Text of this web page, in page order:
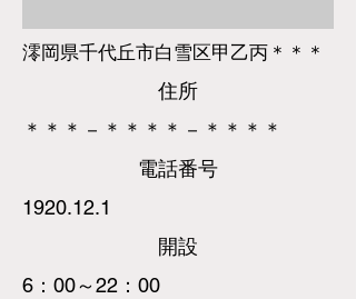
澪岡県千代丘市白雪区甲乙丙＊＊＊
​住所
＊＊＊－＊＊＊＊－＊＊＊＊
​電話番号
1920.12.1
​開設
6：00～22：00